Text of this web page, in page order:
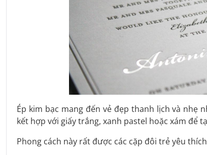
Ép kim bạc mang đến vẻ đẹp thanh lịch và nhẹ
kết hợp với giấy trắng, xanh pastel hoặc xám để
Phong cách này rất được các cặp đôi trẻ yêu